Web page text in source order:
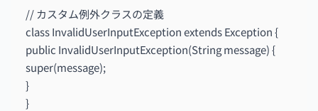
// カスタム例外クラスの定義
class InvalidUserInputException extends Exception {
public InvalidUserInputException(String message) {
super(message);
}
}